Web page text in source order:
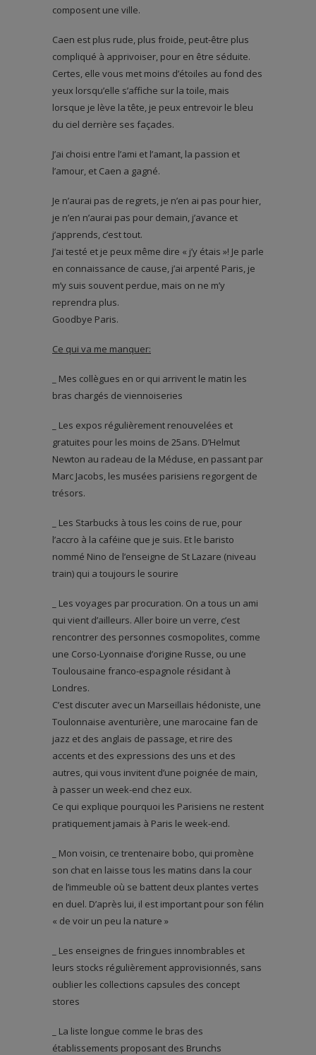
composent une ville.
Caen est plus rude, plus froide, peut-être plus
compliqué à apprivoiser, pour en être séduite.
Certes, elle vous met moins d’étoiles au fond des
yeux lorsqu’elle s’affiche sur la toile, mais
lorsque je lève la tête, je peux entrevoir le bleu
du ciel derrière ses façades.
J’ai choisi entre l’ami et l’amant, la passion et
l’amour, et Caen a gagné.
Je n’aurai pas de regrets, je n’en ai pas pour hier,
je n’en n’aurai pas pour demain, j’avance et
j’apprends, c’est tout.
J’ai testé et je peux même dire « j’y étais »! Je parle
en connaissance de cause, j’ai arpenté Paris, je
m’y suis souvent perdue, mais on ne m’y
reprendra plus.
Goodbye Paris.
Ce qui va me manquer:
_ Mes collègues en or qui arrivent le matin les
bras chargés de viennoiseries
_ Les expos régulièrement renouvelées et
gratuites pour les moins de 25ans. D’Helmut
Newton au radeau de la Méduse, en passant par
Marc Jacobs, les musées parisiens regorgent de
trésors.
_ Les Starbucks à tous les coins de rue, pour
l’accro à la caféine que je suis. Et le baristo
nommé Nino de l’enseigne de St Lazare (niveau
train) qui a toujours le sourire
_ Les voyages par procuration. On a tous un ami
qui vient d’ailleurs. Aller boire un verre, c’est
rencontrer des personnes cosmopolites, comme
une Corso-Lyonnaise d’origine Russe, ou une
Toulousaine franco-espagnole résidant à
Londres.
C’est discuter avec un Marseillais hédoniste, une
Toulonnaise aventurière, une marocaine fan de
jazz et des anglais de passage, et rire des
accents et des expressions des uns et des
autres, qui vous invitent d’une poignée de main,
à passer un week-end chez eux.
Ce qui explique pourquoi les Parisiens ne restent
pratiquement jamais à Paris le week-end.
_ Mon voisin, ce trentenaire bobo, qui promène
son chat en laisse tous les matins dans la cour
de l’immeuble où se battent deux plantes vertes
en duel. D’après lui, il est important pour son félin
« de voir un peu la nature »
_ Les enseignes de fringues innombrables et
leurs stocks régulièrement approvisionnés, sans
oublier les collections capsules des concept
stores
_ La liste longue comme le bras des
établissements proposant des Brunchs